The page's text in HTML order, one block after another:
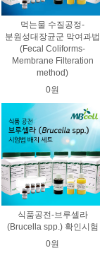
먹는물 수질공정-
분원성대장균군 막여과법
(Fecal Coliforms-
Membrane Filteration
method)
0원
식품공전-브루셀라
(Brucella spp.) 확인시험
0원